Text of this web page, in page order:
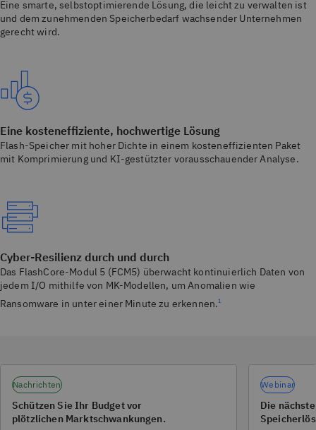
Eine smarte, selbstoptimierende Lösung, die leicht zu verwalten ist
und dem zunehmenden Speicherbedarf wachsender Unternehmen
gerecht wird.
Eine kosteneffiziente, hochwertige Lösung
Flash-Speicher mit hoher Dichte in einem kosteneffizienten Paket
mit Komprimierung und KI-gestützter vorausschauender Analyse.
Cyber-Resilienz durch und durch
Das FlashCore-Modul 5 (FCM5) überwacht kontinuierlich Daten von
jedem I/O mithilfe von MK-Modellen, um Anomalien wie
Ransomware in unter einer Minute zu erkennen.1
Nachrichten
Schützen Sie Ihr Budget vor
plötzlichen Marktschwankungen.
Webinar
Die